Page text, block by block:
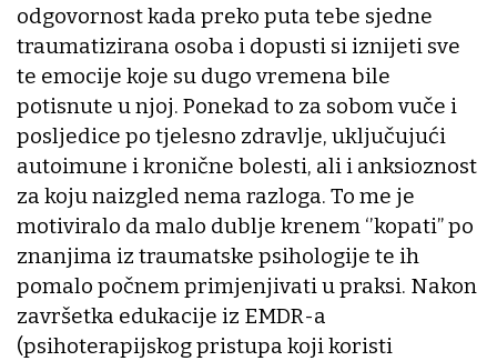
odgovornost kada preko puta tebe sjedne
traumatizirana osoba i dopusti si iznijeti sve
te emocije koje su dugo vremena bile
potisnute u njoj. Ponekad to za sobom vuče i
posljedice po tjelesno zdravlje, uključujući
autoimune i kronične bolesti, ali i anksioznost
za koju naizgled nema razloga. To me je
motiviralo da malo dublje krenem ‘’kopati’’ po
znanjima iz traumatske psihologije te ih
pomalo počnem primjenjivati u praksi. Nakon
završetka edukacije iz EMDR-a
(psihoterapijskog pristupa koji koristi